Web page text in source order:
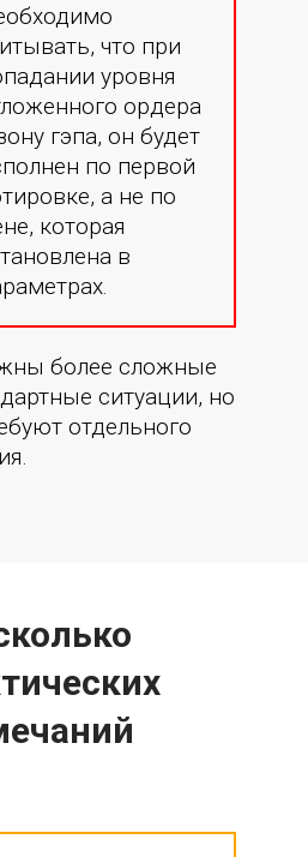
что при
уровня
ордера
гэпа, он будет
по первой
а не по
которая
в
более сложные
ситуации, но
отдельного